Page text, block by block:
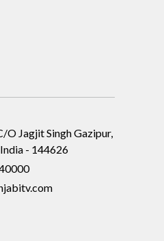
O Jagjit Singh Gazipur,
- 144626